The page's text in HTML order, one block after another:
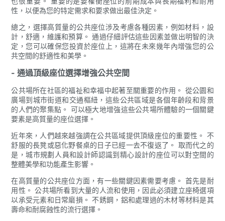
性，以便為您的特定需求和要求做出最佳決定。
總之，選擇高質量的公共座位涉及考慮各種因素，例如材料，設
計，舒適，維護和預算。 通過仔細評估這些因素並做出明智的決
定，您可以確保您投資於座位上，這將在未來幾年內增強您的公
共空間的舒適性和美學。
- 通過頂級座位選擇增強公共空間
公共場所在社區的福祉和幸福中起著至關重要的作用。 從公園和
廣場到城市街道和交通樞紐，這些公共區域是各個年齡段和背景
的人們的聚集點。 可以極大地增強這些公共場所體驗的一個關鍵
要素是高質量的座位選擇。
近年來，人們越來越強調在公共區域提供頂級座位的重要性。 不
舒服的長凳或惡化野餐桌的日子已經一去不復返了。 取而代之的
是，城市規劃​​人員和設計師認識到精心設計的座位可以對空間的
整體美學和功能產生影響。
在高質量的公共座位方面，有一些關鍵因素需要考慮。 首先是耐
用性。 公共場所看到大量的人流和使用，因此必須建立座椅選項
以承受元素和日常磨損。 不銹鋼，鋁和處理過的木材等材料是其
壽命和耐腐蝕性的流行選擇。